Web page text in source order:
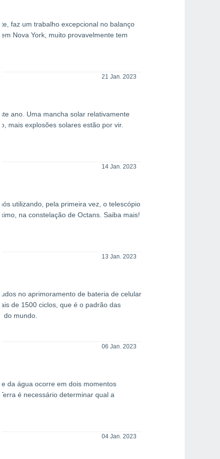
faz um trabalho excepcional no balanço
Nova York, muito provavelmente tem
21 Jan. 2023
ano. Uma mancha solar relativamente
mais explosões solares estão por vir.
14 Jan. 2023
utilizando, pela primeira vez, o telescópio
na constelação de Octans. Saiba mais!
13 Jan. 2023
no aprimoramento de bateria de celular
de 1500 ciclos, que é o padrão das
do mundo.
06 Jan. 2023
da água ocorre em dois momentos
é necessário determinar qual a
04 Jan. 2023